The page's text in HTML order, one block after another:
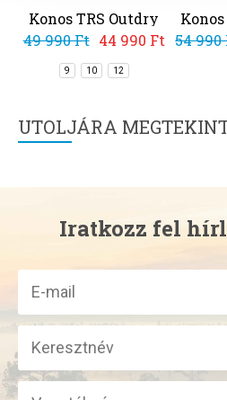
Konos TRS Outdry
49 990 Ft 44 990 Ft
9 10 12
54 990
UTOLJÁRA
Iratkozz fel